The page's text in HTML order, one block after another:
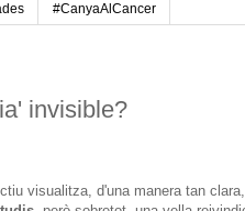
#CanyaAlCancer
invisible?
visualitza, d'una manera tan